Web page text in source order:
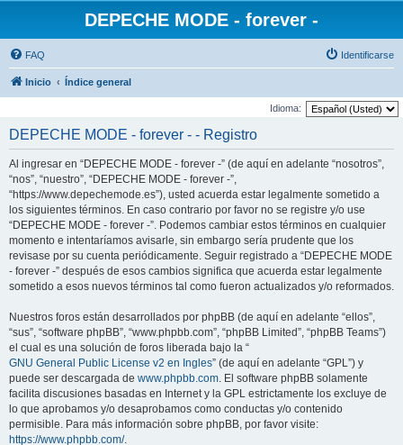
DEPECHE MODE - forever -
FAQ Identificarse
Inicio Índice general
Idioma:
DEPECHE MODE - forever - - Registro
Al ingresar en “DEPECHE MODE - forever -” (de aquí en adelante “nosotros”,
“nos”, “nuestro”, “DEPECHE MODE - forever -”,
“https://www.depechemode.es”), usted acuerda estar legalmente sometido a
los siguientes términos. En caso contrario por favor no se registre y/o use
“DEPECHE MODE - forever -”. Podemos cambiar estos términos en cualquier
momento e intentaríamos avisarle, sin embargo sería prudente que los
revisase por su cuenta periódicamente. Seguir registrado a “DEPECHE MODE
- forever -” después de esos cambios significa que acuerda estar legalmente
sometido a esos nuevos términos tal como fueron actualizados y/o reformados.
Nuestros foros están desarrollados por phpBB (de aquí en adelante “ellos”,
“sus”, “software phpBB”, “www.phpbb.com”, “phpBB Limited”, “phpBB Teams”)
el cual es una solución de foros liberada bajo la “
GNU General Public License v2 en Ingles” (de aquí en adelante “GPL”) y
puede ser descargada de www.phpbb.com. El software phpBB solamente
facilita discusiones basadas en Internet y la GPL estrictamente los excluye de
lo que aprobamos y/o desaprobamos como conductas y/o contenido
permisible. Para más información sobre phpBB, por favor visite:
https://www.phpbb.com/.